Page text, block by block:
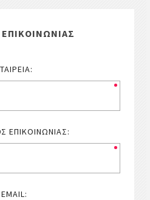
ΕΠΙΚΟΙΝΩΝΊΑΣ
ΕΠΙΚΟΙΝΩΝΊΑΣ:
EMAIL: